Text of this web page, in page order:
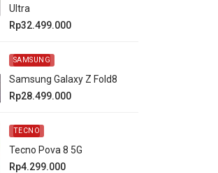
Ultra
Rp32.499.000
SAMSUNG
Samsung Galaxy Z Fold8
Rp28.499.000
TECNO
Tecno Pova 8 5G
Rp4.299.000